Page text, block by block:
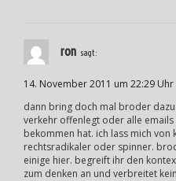
ron sagt:
14. November 2011 um 22:29 Uhr
dann bring doch mal broder
verkehr offenlegt oder alle
bekommen hat. ich lass mich
rechtsradikaler oder spinner.
einige hier. begreift ihr den
zum denken an und verbreitet